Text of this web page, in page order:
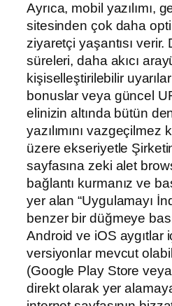
Ayrıca, mobil yazılımı,
sitesinden çok daha
ziyaretçi yaşantısı verir.
süreleri, daha akıcı
kişiselleştirilebilir
bonuslar veya güncel
elinizin altında bütün
yazılımını vazgeçilmez
üzere ekseriyetle
sayfasına zeki alet
bağlantı kurmanız ve
yer alan “Uygulamayı
benzer bir düğmeye
Android ve iOS aygıtlar
versiyonlar mevcut
(Google Play Store
direkt olarak yer